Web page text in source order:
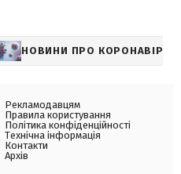
НОВИНИ ПРО КОРОНАВІРУС
Рекламодавцям
Правила користування
Політика конфіденційності
Технічна інформація
Контакти
Архів